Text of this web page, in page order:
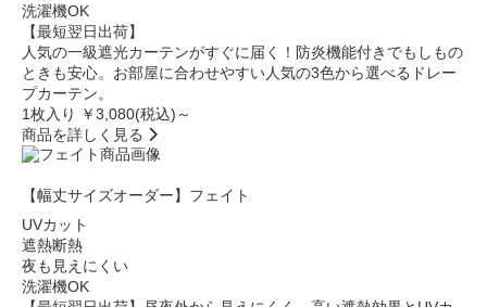
洗濯機OK
【最短翌日出荷】
人気の一級遮光カーテンがすぐに届く！防炎機能付きでもしもの
ときも安心。お部屋に合わせやすい人気の3色から選べるドレー
プカーテン。
1枚入り ￥3,080(税込)～
商品を詳しく見る
【幅丈サイズオーダー】フェイト
UVカット
遮熱断熱
夜も見えにくい
洗濯機OK